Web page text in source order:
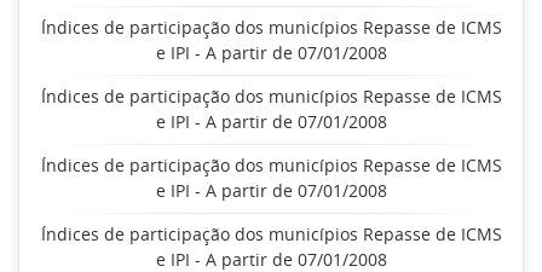
Índices de participação dos municípios Repasse de ICMS
e IPI - A partir de 07/01/2008
Índices de participação dos municípios Repasse de ICMS
e IPI - A partir de 07/01/2008
Índices de participação dos municípios Repasse de ICMS
e IPI - A partir de 07/01/2008
Índices de participação dos municípios Repasse de ICMS
e IPI - A partir de 07/01/2008